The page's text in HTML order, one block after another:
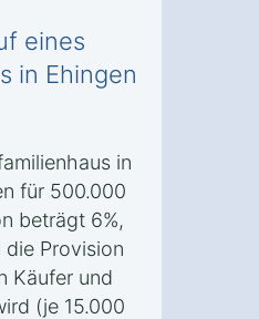
eines
in Ehingen
in
für 500.000
beträgt 6%,
Provision
Käufer und
(je 15.000